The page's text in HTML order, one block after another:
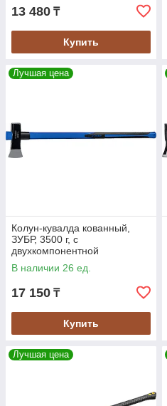
13 480 ₸
Купить
Лучшая цена
Колун-кувалда кованный,
ЗУБР, 3500 г, с
двухкомпонентной
фиберглассовой рукояткой
900 мм (20623-27_z01)
В наличии 26 ед.
17 150 ₸
Купить
Лучшая цена